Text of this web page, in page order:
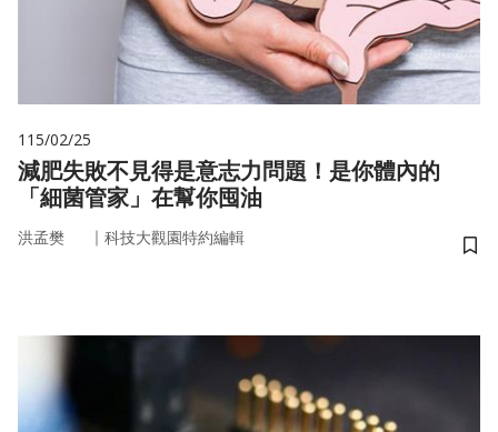
115/02/25
減肥失敗不見得是意志力問題！是你體內的
「細菌管家」在幫你囤油
洪孟樊 ｜ 科技大觀園特約編輯
儲